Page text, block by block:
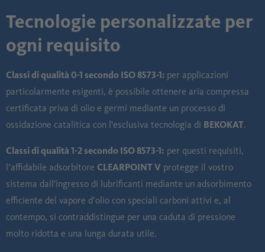
Tecnologie personalizzate per
ogni requisito
Classi di qualità 0-1 secondo ISO 8573-1: per applicazioni
particolarmente esigenti, è possibile ottenere aria compressa
certificata priva di olio e germi mediante un processo di
ossidazione catalitica con l'esclusiva tecnologia di BEKOKAT.
Classi di qualità 1-2 secondo ISO 8573-1: per questi requisiti,
l’affidabile adsorbitore CLEARPOINT V protegge il vostro
sistema dall'ingresso di lubrificanti mediante un adsorbimento
efficiente del vapore d’olio con speciali carboni attivi e, al
contempo, si contraddistingue per una caduta di pressione
molto ridotta e una lunga durata utile.